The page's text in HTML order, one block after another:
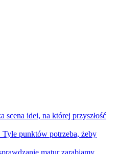
idei, na której przyszłość
punktów potrzeba, żeby
matur zarabiamy